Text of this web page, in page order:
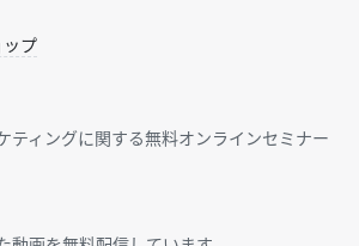
ップ
ティングに関する無料オンラインセミナー